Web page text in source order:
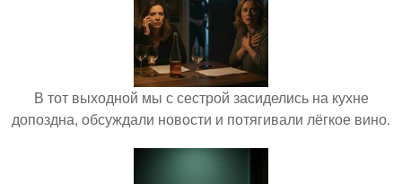
В тот выходной мы с сестрой засиделись на кухне
допоздна, обсуждали новости и потягивали лёгкое вино.